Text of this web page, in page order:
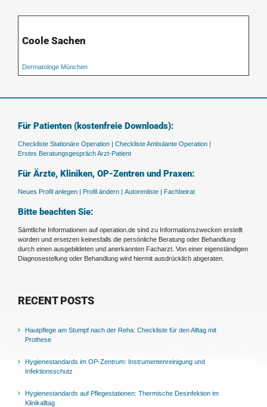
Coole Sachen
Dermatologe München
Für Patienten (kostenfreie Downloads):
Checkliste Stationäre Operation | Checkliste Ambulante Operation |
Erstes Beratungsgespräch Arzt-Patient
Für Ärzte, Kliniken, OP-Zentren und Praxen:
Neues Profil anlegen | Profil ändern | Autorenliste | Fachbeirat
Bitte beachten Sie:
Sämtliche Informationen auf operation.de sind zu Informationszwecken erstellt
worden und ersetzen keinesfalls die persönliche Beratung oder Behandlung
durch einen ausgebildeten und anerkannten Facharzt. Von einer eigenständigen
Diagnosestellung oder Behandlung wird hiermit ausdrücklich abgeraten.
RECENT POSTS
Hautpflege am Stumpf nach der Reha: Checkliste für den Alltag mit
Prothese
Hygienestandards im OP-Zentrum: Instrumentenreinigung und
Infektionsschutz
Hygienestandards auf Pflegestationen: Thermische Desinfektion im
Klinikalltag